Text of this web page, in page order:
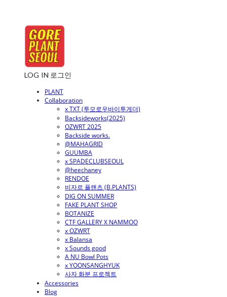
LOG IN 로그인
PLANT
Collaboration
x TXT (투모로우바이투게더)
Backsideworks(2025)
OZWRT 2025
Backside works.
@MAHAGRID
GUUMBA
x SPADECLUBSEOUL
@heechaney
RENDOE
비자르 플랜츠 (B.PLANTS)
DIG ON SUMMER
FAKE PLANT SHOP
BOTANIZE
CTF GALLERY X NAMMOO
x OZWRT
x Balansa
x Sounds good
A NU Bowl Pots
x YOONSANGHYUK
사자 화분 프로젝트
Accessories
Blog